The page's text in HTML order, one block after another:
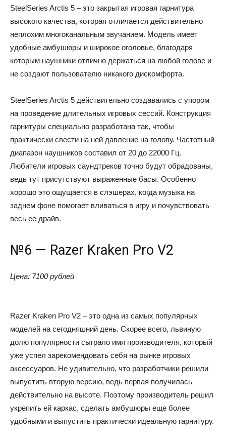
SteelSeries Arctis 5 – это закрытая игровая гарнитура
высокого качества, которая отличается действительно
неплохим многоканальным звучанием. Модель имеет
удобные амбушюры и широкое оголовье, благодаря
которым наушники отлично держаться на любой голове и
не создают пользователю никакого дискомфорта.
SteelSeries Arctis 5 действительно создавались с упором
на проведение длительных игровых сессий. Конструкция
гарнитуры специально разработана так, чтобы
практически свести на ней давление на голову. Частотный
диапазон наушников составил от 20 до 22000 Гц.
Любители игровых саундтреков точно будут обрадованы,
ведь тут присутствуют выраженные басы. Особенно
хорошо это ощущается в слэшерах, когда музыка на
заднем фоне помогает вливаться в игру и почувствовать
весь ее драйв.
№6 — Razer Kraken Pro V2
Цена: 7100 рублей
Razer Kraken Pro V2 – это одна из самых популярных
моделей на сегодняшний день. Скорее всего, львиную
долю популярности сыграло имя производителя, который
уже успел зарекомендовать себя на рынке игровых
аксессуаров. Не удивительно, что разработчики решили
выпустить вторую версию, ведь первая получилась
действительно на высоте. Поэтому производитель решил
укрепить ей каркас, сделать амбушюры еще более
удобными и выпустить практически идеальную гарнитуру.